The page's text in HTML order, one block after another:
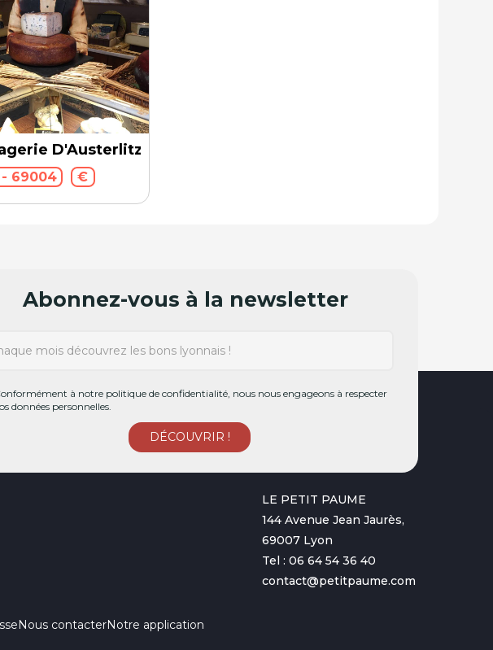
D'Austerlitz
69004 €
Abonnez-vous à la newsletter
à notre politique de confidentialité, nous nous engageons à respecter
données personnelles.
Nous contacterNotre application
LE PETIT PAUME
144 Avenue Jean Jaurès,
69007 Lyon
Tel : 06 64 54 36 40
contact@petitpaume.com